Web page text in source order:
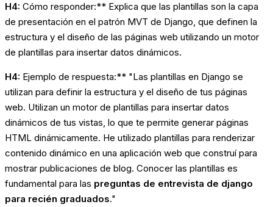
H4: Cómo responder:** Explica que las plantillas son la capa
de presentación en el patrón MVT de Django, que definen la
estructura y el diseño de las páginas web utilizando un motor
de plantillas para insertar datos dinámicos.
H4: Ejemplo de respuesta:** "Las plantillas en Django se
utilizan para definir la estructura y el diseño de tus páginas
web. Utilizan un motor de plantillas para insertar datos
dinámicos de tus vistas, lo que te permite generar páginas
HTML dinámicamente. He utilizado plantillas para renderizar
contenido dinámico en una aplicación web que construí para
mostrar publicaciones de blog. Conocer las plantillas es
fundamental para las preguntas de entrevista de django
para recién graduados."